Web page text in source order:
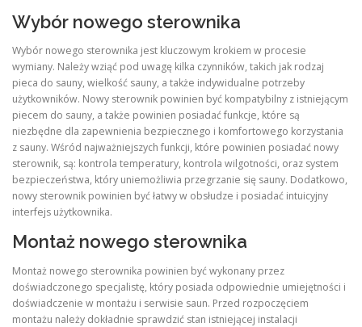
Wybór nowego sterownika
Wybór nowego sterownika jest kluczowym krokiem w procesie
wymiany. Należy wziąć pod uwagę kilka czynników, takich jak rodzaj
pieca do sauny, wielkość sauny, a także indywidualne potrzeby
użytkowników. Nowy sterownik powinien być kompatybilny z istniejącym
piecem do sauny, a także powinien posiadać funkcje, które są
niezbędne dla zapewnienia bezpiecznego i komfortowego korzystania
z sauny. Wśród najważniejszych funkcji, które powinien posiadać nowy
sterownik, są: kontrola temperatury, kontrola wilgotności, oraz system
bezpieczeństwa, który uniemożliwia przegrzanie się sauny. Dodatkowo,
nowy sterownik powinien być łatwy w obsłudze i posiadać intuicyjny
interfejs użytkownika.
Montaż nowego sterownika
Montaż nowego sterownika powinien być wykonany przez
doświadczonego specjalistę, który posiada odpowiednie umiejętności i
doświadczenie w montażu i serwisie saun. Przed rozpoczęciem
montażu należy dokładnie sprawdzić stan istniejącej instalacji